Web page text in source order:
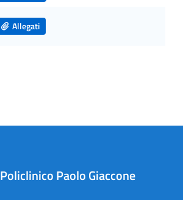
Allegati
Policlinico Paolo Giaccone